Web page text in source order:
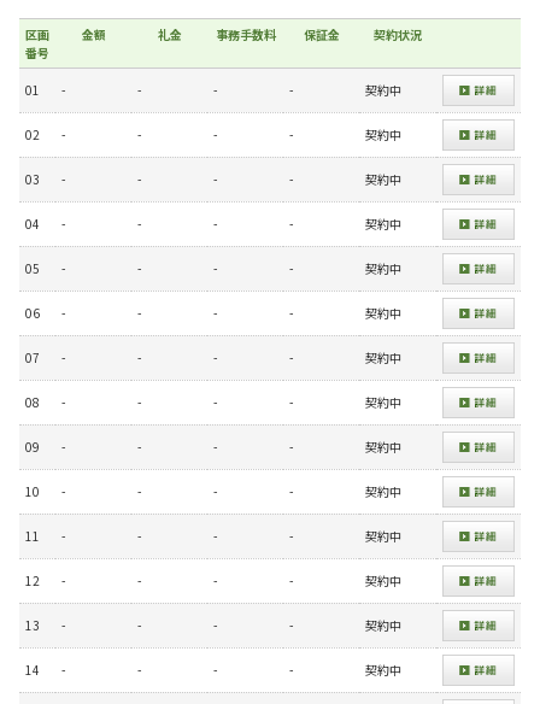
区画
番号
金額 礼金 事務手数料 保証金 契約状況
01 - - - - 契約中
02 - - - - 契約中
03 - - - - 契約中
04 - - - - 契約中
05 - - - - 契約中
06 - - - - 契約中
07 - - - - 契約中
08 - - - - 契約中
09 - - - - 契約中
10 - - - - 契約中
11 - - - - 契約中
12 - - - - 契約中
13 - - - - 契約中
14 - - - - 契約中